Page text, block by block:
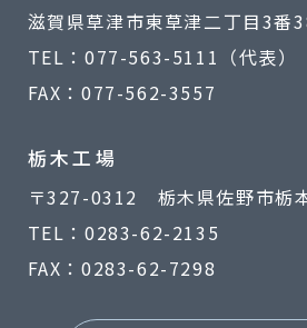
滋賀県草津市東草津二丁目3番
TEL：077-563-5111（代表）
FAX：077-562-3557
栃木工場
〒327-0312 栃木県佐野市栃
TEL：0283-62-2135
FAX：0283-62-7298